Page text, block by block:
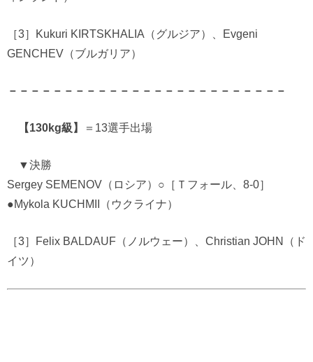
［3］Kukuri KIRTSKHALIA（グルジア）、Evgeni
GENCHEV（ブルガリア）
－－－－－－－－－－－－－－－－－－－－－－－－－
【130kg級】 ＝13選手出場
▼決勝
Sergey SEMENOV（ロシア）○［Ｔフォール、8-0］
●Mykola KUCHMII（ウクライナ）
［3］Felix BALDAUF（ノルウェー）、Christian JOHN（ド
イツ）